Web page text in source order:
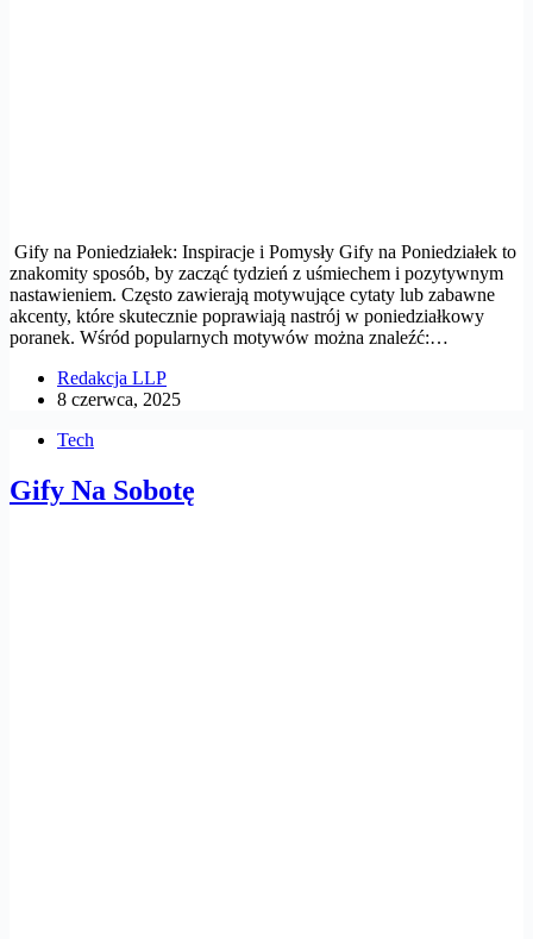
Gify na Poniedziałek: Inspiracje i Pomysły Gify na Poniedziałek to
znakomity sposób, by zacząć tydzień z uśmiechem i pozytywnym
nastawieniem. Często zawierają motywujące cytaty lub zabawne
akcenty, które skutecznie poprawiają nastrój w poniedziałkowy
poranek. Wśród popularnych motywów można znaleźć:…
Redakcja LLP
8 czerwca, 2025
Tech
Gify Na Sobotę